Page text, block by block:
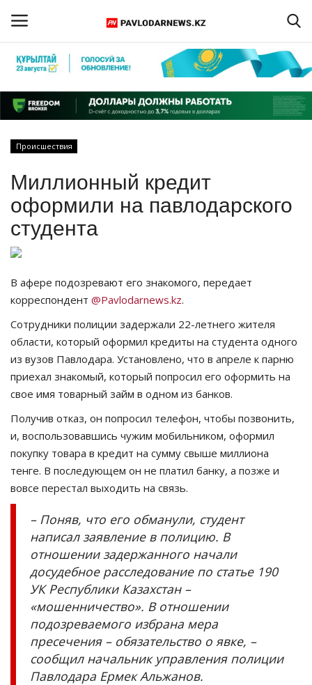
Регистрация
Главная
ПАВЛОДАРСКАЯ ОБЛАСТЬ
КАЗАХСТАН
СПЕЦПРОЕКТЫ
СПОРТ
Чек-лист
OFFICIAL
Курултай
Қазақша Русский
Происшествия
Миллионный кредит
оформили на павлодарского
студента
В афере подозревают его знакомого, передает
корреспондент @Pavlodarnews.kz.
Сотрудники полиции задержали 22-летнего жителя
области, который оформил кредиты на студента одного
из вузов Павлодара. Установлено, что в апреле к парню
приехал знакомый, который попросил его оформить на
свое имя товарный займ в одном из банков.
Получив отказ, он попросил телефон, чтобы позвонить,
и, воспользовавшись чужим мобильником, оформил
покупку товара в кредит на сумму свыше миллиона
тенге. В последующем он не платил банку, а позже и
вовсе перестал выходить на связь.
– Поняв, что его обманули, студент
написал заявление в полицию. В
отношении задержанного начали
досудебное расследование по статье 190
УК Республики Казахстан –
«мошенничество». В отношении
подозреваемого избрана мера
пресечения – обязательство о явке, –
сообщил начальник управления полиции
Павлодара Ермек Альжанов.